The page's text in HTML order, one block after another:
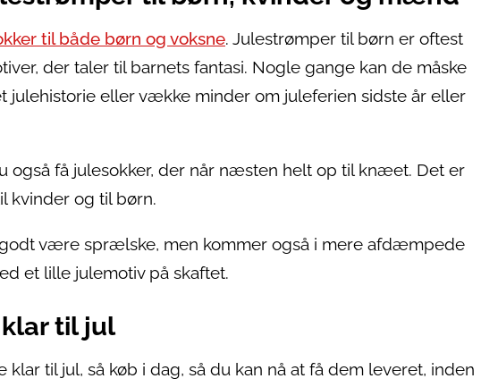
til både børn og voksne. Julestrømper til børn er oftest
der taler til barnets fantasi. Nogle gange kan de måske
julehistorie eller vække minder om juleferien sidste år eller
også få julesokker, der når næsten helt op til knæet. Det er
kvinder og til børn.
være sprælske, men kommer også i mere afdæmpede
et lille julemotiv på skaftet.
til jul
klar til jul, så køb i dag, så du kan nå at få dem leveret, inden